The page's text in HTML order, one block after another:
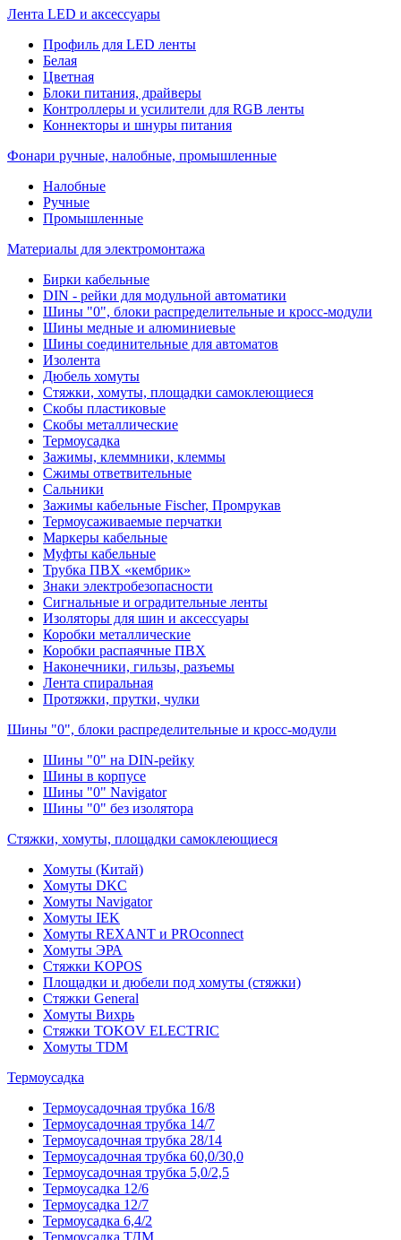
Лента LED и аксессуары
Профиль для LED ленты
Белая
Цветная
Блоки питания, драйверы
Контроллеры и усилители для RGB ленты
Коннекторы и шнуры питания
Фонари ручные, налобные, промышленные
Налобные
Ручные
Промышленные
Материалы для электромонтажа
Бирки кабельные
DIN - рейки для модульной автоматики
Шины "0", блоки распределительные и кросс-модули
Шины медные и алюминиевые
Шины соединительные для автоматов
Изолента
Дюбель хомуты
Стяжки, хомуты, площадки самоклеющиеся
Скобы пластиковые
Скобы металлические
Термоусадка
Зажимы, клеммники, клеммы
Сжимы ответвительные
Сальники
Зажимы кабельные Fischer, Промрукав
Термоусаживаемые перчатки
Маркеры кабельные
Муфты кабельные
Трубка ПВХ «кембрик»
Знаки электробезопасности
Сигнальные и оградительные ленты
Изоляторы для шин и аксессуары
Коробки металлические
Коробки распаячные ПВХ
Наконечники, гильзы, разъемы
Лента спиральная
Протяжки, прутки, чулки
Шины "0", блоки распределительные и кросс-модули
Шины "0" на DIN-рейку
Шины в корпусе
Шины "0" Navigator
Шины "0" без изолятора
Стяжки, хомуты, площадки самоклеющиеся
Хомуты (Китай)
Хомуты DKC
Хомуты Navigator
Хомуты IEK
Хомуты REXANT и PROconnect
Хомуты ЭРА
Стяжки KOPOS
Площадки и дюбели под хомуты (стяжки)
Стяжки General
Хомуты Вихрь
Стяжки TOKOV ELECTRIC
Хомуты TDM
Термоусадка
Термоусадочная трубка 16/8
Термоусадочная трубка 14/7
Термоусадочная трубка 28/14
Термоусадочная трубка 60,0/30,0
Термоусадочная трубка 5,0/2,5
Термоусадка 12/6
Термоусадка 12/7
Термоусадка 6,4/2
Термоусадка ТДМ